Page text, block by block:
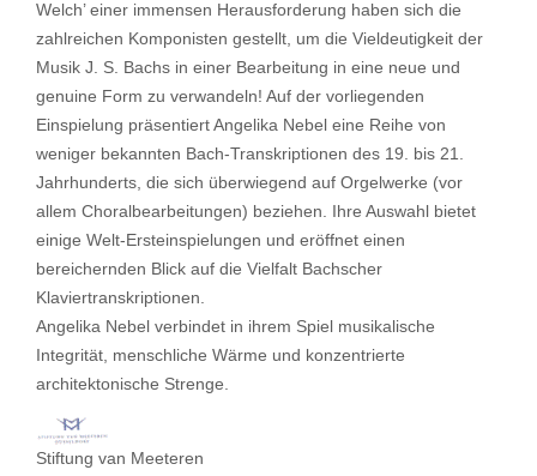
Welch’ einer immensen Herausforderung haben sich die
zahlreichen Komponisten gestellt, um die Vieldeutigkeit der
Musik J. S. Bachs in einer Bearbeitung in eine neue und
genuine Form zu verwandeln! Auf der vorliegenden
Einspielung präsentiert Angelika Nebel eine Reihe von
weniger bekannten Bach-Transkriptionen des 19. bis 21.
Jahrhunderts, die sich überwiegend auf Orgelwerke (vor
allem Choralbearbeitungen) beziehen. Ihre Auswahl bietet
einige Welt-Ersteinspielungen und eröffnet einen
bereichernden Blick auf die Vielfalt Bachscher
Klaviertranskriptionen.
Angelika Nebel verbindet in ihrem Spiel musikalische
Integrität, menschliche Wärme und konzentrierte
architektonische Strenge.
Stiftung van Meeteren